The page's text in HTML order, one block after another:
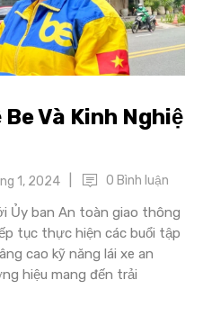
Và Kinh Nghiệ
1, 2024 0 Bình luận
Ủy ban An toàn giao thông
tục thực hiện các buổi tập
cao kỹ năng lái xe an
hiệu mang đến trải